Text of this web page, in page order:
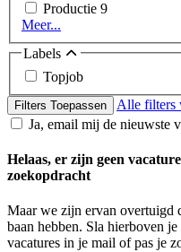
Productie 9
Meer...
Labels
Topjob
Filters Toepassen
Alle filters
Ja, email mij de nieuwste
Helaas, er zijn geen
zoekopdracht
Maar we zijn ervan overtuigd
baan hebben. Sla hierboven
vacatures in je mail of pas je